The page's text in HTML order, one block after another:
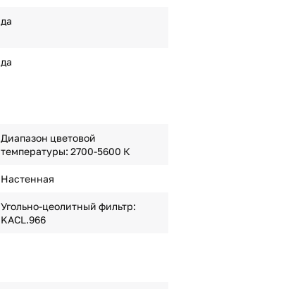
да
да
Диапазон цветовой
температуры: 2700-5600 К
Настенная
Угольно-цеолитный фильтр:
KACL.966